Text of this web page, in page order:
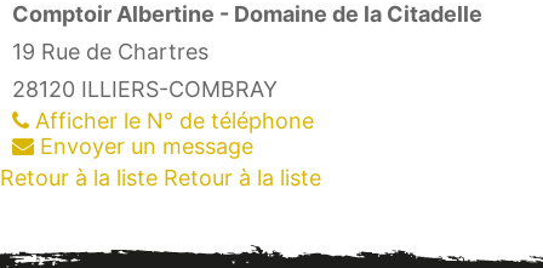
Comptoir Albertine - Domaine de la Citadelle
19 Rue de Chartres
28120 ILLIERS-COMBRAY
Afficher le N° de téléphone
Envoyer un message
Retour à la liste Retour à la liste